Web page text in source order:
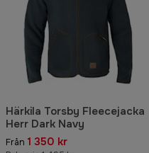
Härkila Torsby Fleecejacka
Herr Dark Navy
Från 1 350 kr